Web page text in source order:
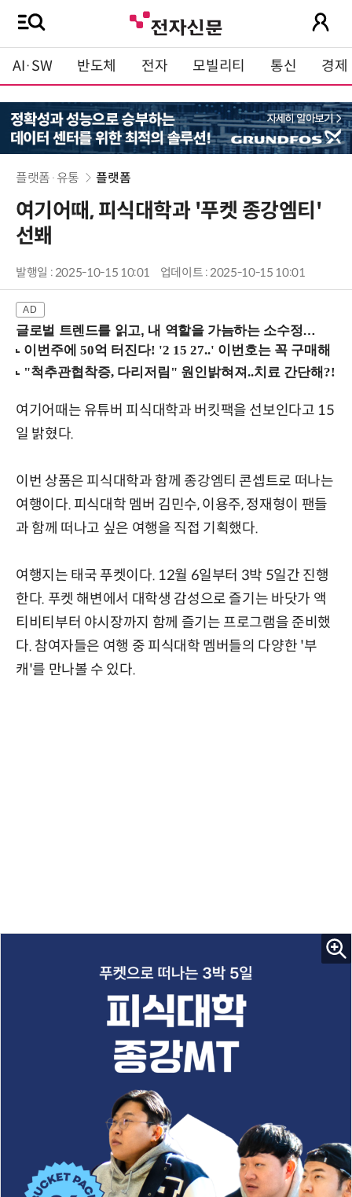
AI·SW 반도체 전자 모빌리티 통신 경제
플랫폼·유통 플랫폼
여기어때, 피식대학과 '푸켓 종강엠티'
선봬
발행일 : 2025-10-15 10:01 업데이트 : 2025-10-15 10:01
글로벌 트렌드를 읽고, 내 역할을 가늠하는 소수정예 실습 워크숍 (8/28 신논현역)
여기어때는 유튜버 피식대학과 버킷팩을 선보인다고 15
일 밝혔다.
이번 상품은 피식대학과 함께 종강엠티 콘셉트로 떠나는
여행이다. 피식대학 멤버 김민수, 이용주, 정재형이 팬들
과 함께 떠나고 싶은 여행을 직접 기획했다.
여행지는 태국 푸켓이다. 12월 6일부터 3박 5일간 진행
한다. 푸켓 해변에서 대학생 감성으로 즐기는 바닷가 액
티비티부터 야시장까지 함께 즐기는 프로그램을 준비했
다. 참여자들은 여행 중 피식대학 멤버들의 다양한 '부
캐'를 만나볼 수 있다.